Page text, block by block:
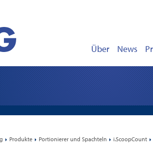
Über News
Produkte Portionierer und Spachteln i.ScoopCount